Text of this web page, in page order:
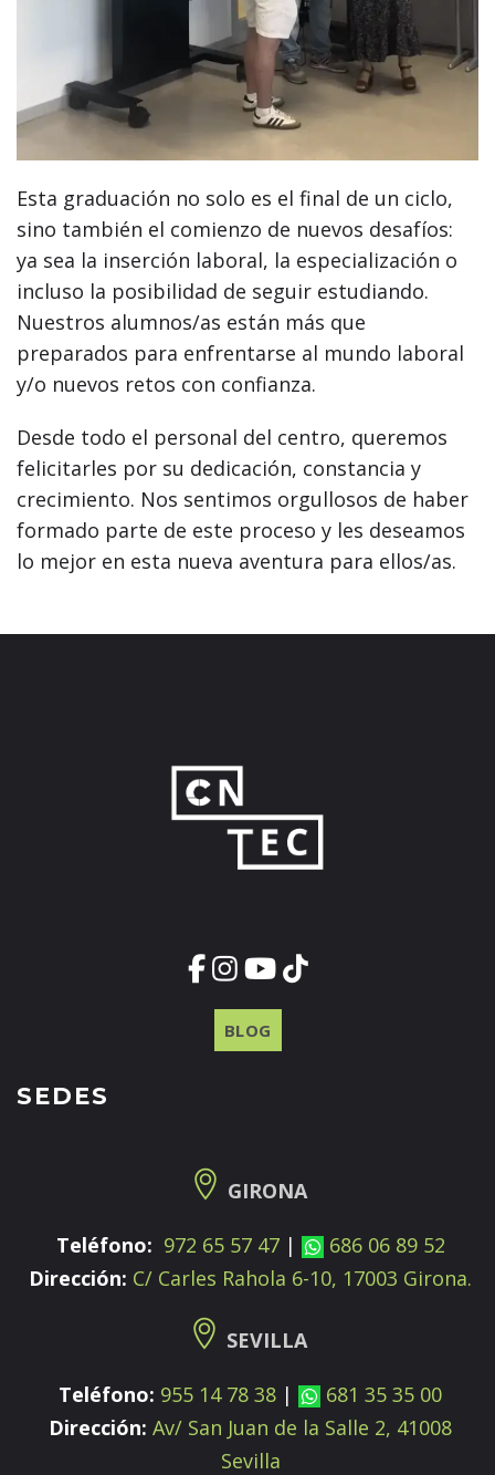
Esta graduación no solo es el final de un ciclo,
sino también el comienzo de nuevos desafíos:
ya sea la inserción laboral, la especialización o
incluso la posibilidad de seguir estudiando.
Nuestros alumnos/as están más que
preparados para enfrentarse al mundo laboral
y/o nuevos retos con confianza.
Desde todo el personal del centro, queremos
felicitarles por su dedicación, constancia y
crecimiento. Nos sentimos orgullosos de haber
formado parte de este proceso y les deseamos
lo mejor en esta nueva aventura para ellos/as.
BLOG
SEDES
GIRONA
Teléfono: 972 65 57 47 |
686 06 89 52
Dirección: C/ Carles Rahola 6-10, 17003 Girona.
SEVILLA
Teléfono: 955 14 78 38 |
681 35 35 00
Dirección: Av/ San Juan de la Salle 2, 41008
Sevilla